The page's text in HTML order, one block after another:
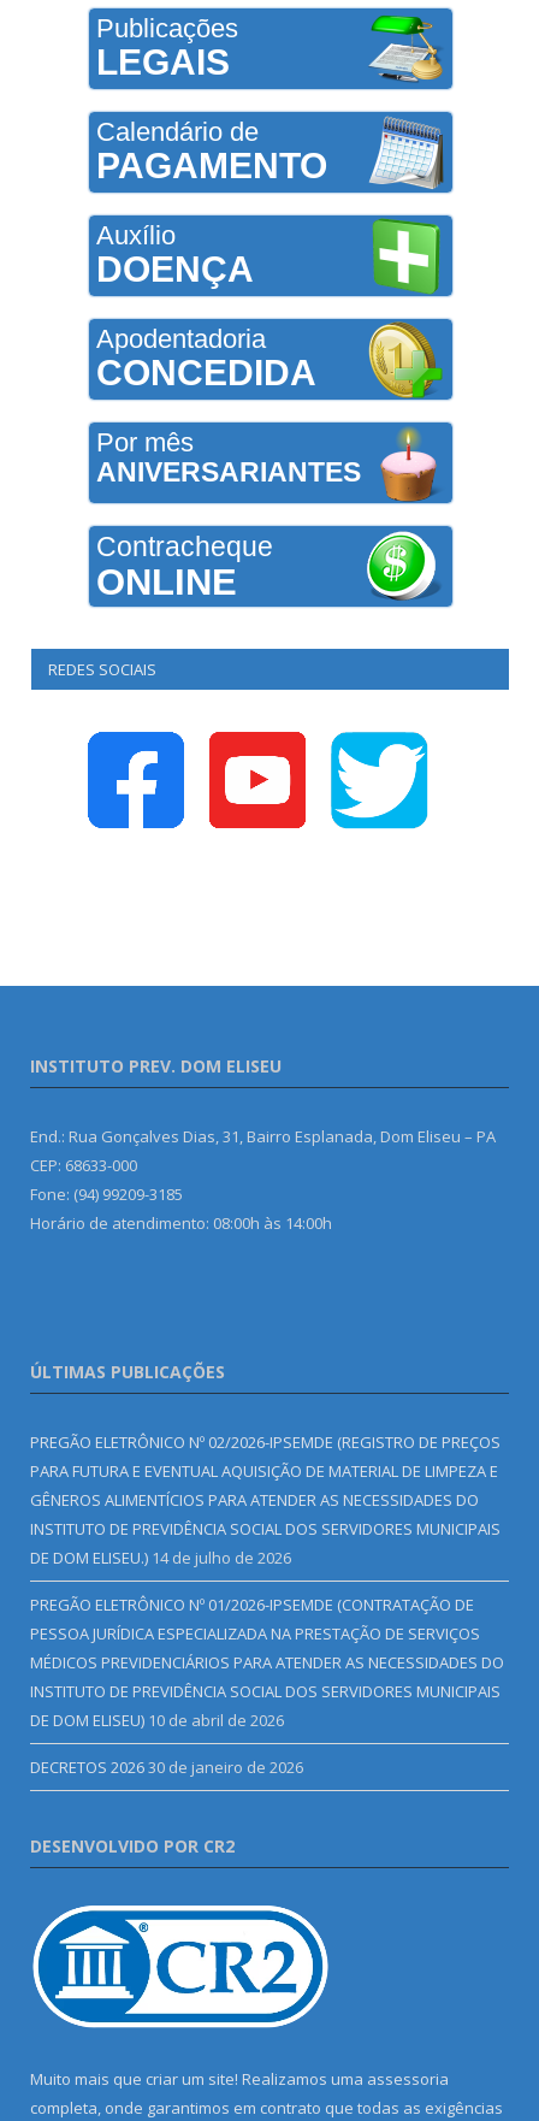
Publicações
LEGAIS
Calendário de
PAGAMENTO
Auxílio
DOENÇA
Apodentadoria
CONCEDIDA
Por mês
ANIVERSARIANTES
Contracheque
ONLINE
REDES SOCIAIS
INSTITUTO PREV. DOM ELISEU
End.: Rua Gonçalves Dias, 31, Bairro Esplanada, Dom Eliseu – PA
CEP: 68633-000
Fone: (94) 99209-3185
Horário de atendimento: 08:00h às 14:00h
ÚLTIMAS PUBLICAÇÕES
PREGÃO ELETRÔNICO Nº 02/2026-IPSEMDE (REGISTRO DE PREÇOS
PARA FUTURA E EVENTUAL AQUISIÇÃO DE MATERIAL DE LIMPEZA E
GÊNEROS ALIMENTÍCIOS PARA ATENDER AS NECESSIDADES DO
INSTITUTO DE PREVIDÊNCIA SOCIAL DOS SERVIDORES MUNICIPAIS
DE DOM ELISEU.) 14 de julho de 2026
PREGÃO ELETRÔNICO Nº 01/2026-IPSEMDE (CONTRATAÇÃO DE
PESSOA JURÍDICA ESPECIALIZADA NA PRESTAÇÃO DE SERVIÇOS
MÉDICOS PREVIDENCIÁRIOS PARA ATENDER AS NECESSIDADES DO
INSTITUTO DE PREVIDÊNCIA SOCIAL DOS SERVIDORES MUNICIPAIS
DE DOM ELISEU) 10 de abril de 2026
DECRETOS 202630 de janeiro de 2026
DESENVOLVIDO POR CR2
Muito mais que criar um site! Realizamos uma assessoria
completa, onde garantimos em contrato que todas as exigências